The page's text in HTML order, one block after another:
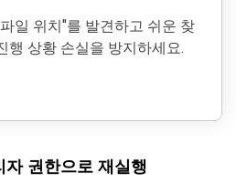
일 위치"를 발견하고 쉬운 찾
행 상황 손실을 방지하세요.
권한으로 재실행